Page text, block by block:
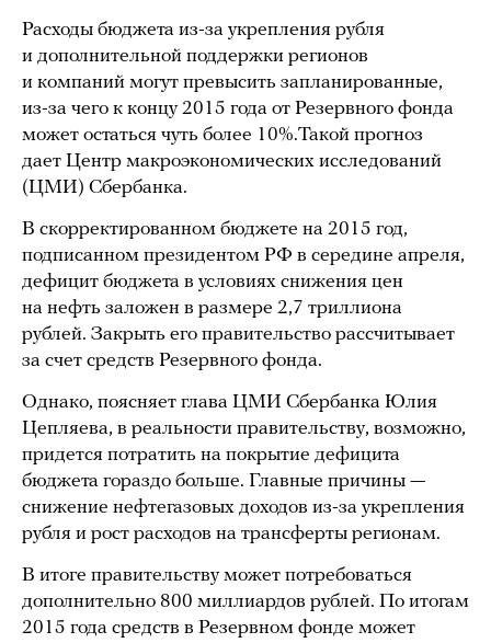
Расходы бюджета из-за укрепления рубля
и дополнительной поддержки регионов
и компаний могут превысить запланированные,
из-за чего к концу 2015 года от Резервного фонда
может остаться чуть более 10%.Такой прогноз
дает Центр макроэкономических исследований
(ЦМИ) Сбербанка.
В скорректированном бюджете на 2015 год,
подписанном президентом РФ в середине апреля,
дефицит бюджета в условиях снижения цен
на нефть заложен в размере 2,7 триллиона
рублей. Закрыть его правительство рассчитывает
за счет средств Резервного фонда.
Однако, поясняет глава ЦМИ Сбербанка Юлия
Цепляева, в реальности правительству, возможно,
придется потратить на покрытие дефицита
бюджета гораздо больше. Главные причины —
снижение нефтегазовых доходов из-за укрепления
рубля и рост расходов на трансферты регионам.
В итоге правительству может потребоваться
дополнительно 800 миллиардов рублей. По итогам
2015 года средств в Резервном фонде может ​